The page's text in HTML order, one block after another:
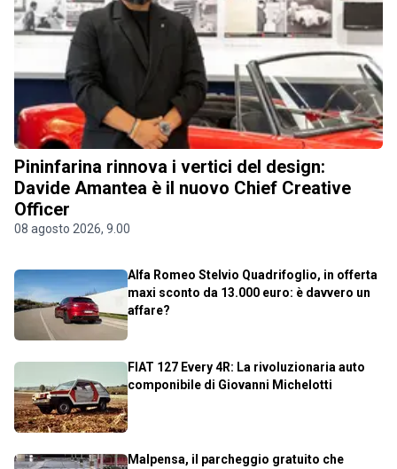
Pininfarina rinnova i vertici del design:
Davide Amantea è il nuovo Chief Creative
Officer
08 agosto 2026, 9.00
Alfa Romeo Stelvio Quadrifoglio, in offerta
maxi sconto da 13.000 euro: è davvero un
affare?
FIAT 127 Every 4R: La rivoluzionaria auto
componibile di Giovanni Michelotti
Malpensa, il parcheggio gratuito che